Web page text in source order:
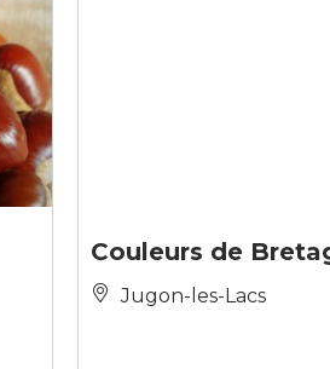
Couleurs de
Jugon-les-Lacs